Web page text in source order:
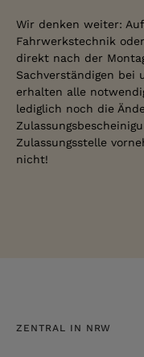
Wir denken weiter:
Fahrwerkstechnik
direkt nach der
Sachverständigen bei
erhalten alle
lediglich noch die
Zulassungsstelle
nicht!
ZENTRAL IN NRW